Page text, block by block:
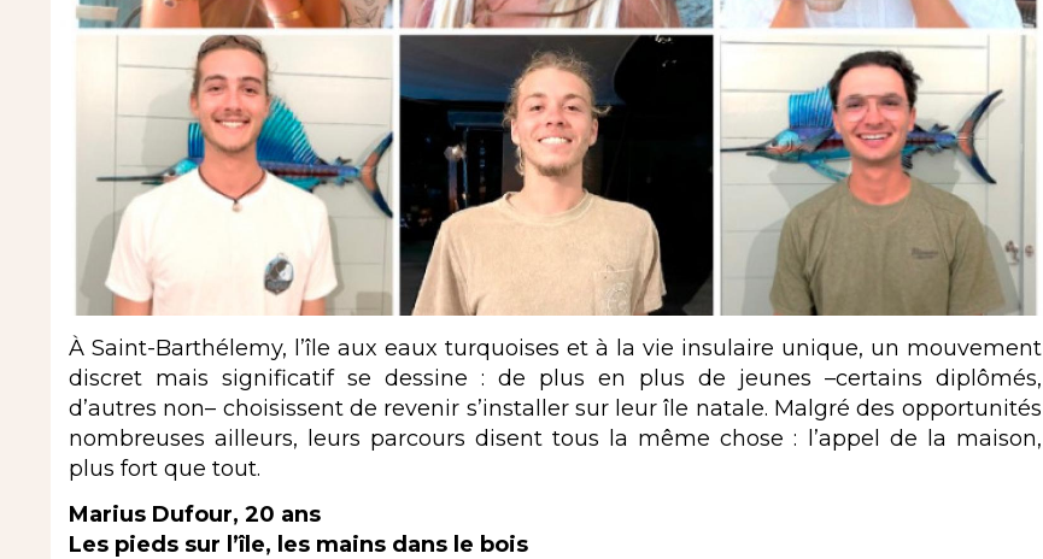
À Saint-Barthélemy, l’île aux eaux turquoises et à la vie insulaire unique, un mouvement
discret mais significatif se dessine : de plus en plus de jeunes –certains diplômés,
d’autres non– choisissent de revenir s’installer sur leur île natale. Malgré des opportunités
nombreuses ailleurs, leurs parcours disent tous la même chose : l’appel de la maison,
plus fort que tout.
Marius Dufour, 20 ans
Les pieds sur l’île, les mains dans le bois